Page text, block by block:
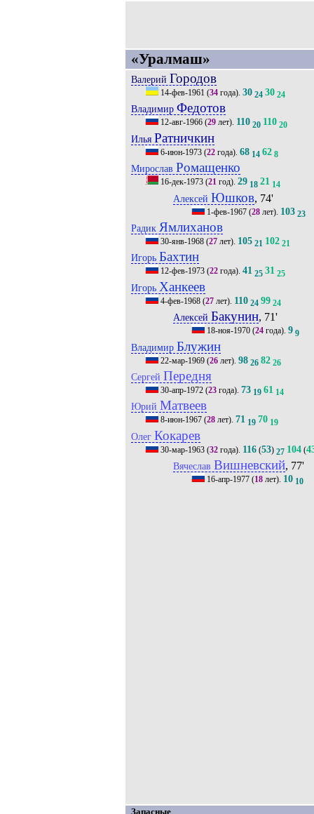
«Уралмаш»
Валерий Городов
14-фев-1961 (34года). 30 24 30 24
Владимир Федотов
12-авг-1966(29лет). 110 20 110 20
Илья Ратничкин
6-июн-1973(22года). 68 14 62 8
Мирослав Ромащенко
16-дек-1973(21год). 29 18 21 14
Алексей Юшков, 74'
1-фев-1967 (28 лет). 103 23
Радик Ямлиханов
30-янв-1968(27лет). 105 21 102 21
Игорь Бахтин
12-фев-1973(22года). 41 25 31 25
Игорь Ханкеев
4-фев-1968(27лет). 110 24 99 24
Алексей Бакунин, 71'
18-ноя-1970 (24 года).9 9
Владимир Блужин
22-мар-1969(26лет). 98 26 82 26
Сергей Передня
30-апр-1972(23года). 73 19 61 14
Юрий Матвеев
8-июн-1967(28лет). 71 19 70 19
Олег Кокарев
30-мар-1963(32года). 116(53) 27 104(
Вячеслав Вишневский, 77'
16-апр-1977 (18 лет). 10 10
Запасные